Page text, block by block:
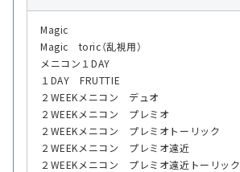
Magic
Magic toric（乱視用）
メニコン１DAY
１DAY FRUTTIE
２WEEKメニコン デュオ
２WEEKメニコン プレミオ
２WEEKメニコン プレミオトーリック
２WEEKメニコン プレミオ遠近
２WEEKメニコン プレミオ遠近トーリック